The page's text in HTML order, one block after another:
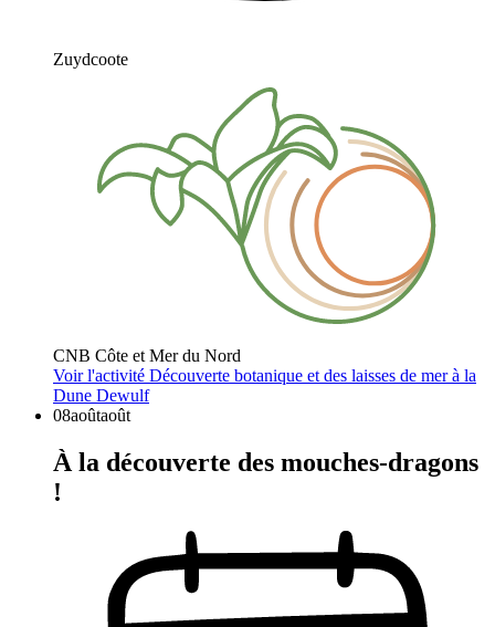
Zuydcoote
CNB Côte et Mer du Nord
Voir l'activité Découverte botanique et des laisses de mer à la
Dune Dewulf
08aoûtaoût
À la découverte des mouches-dragons
!